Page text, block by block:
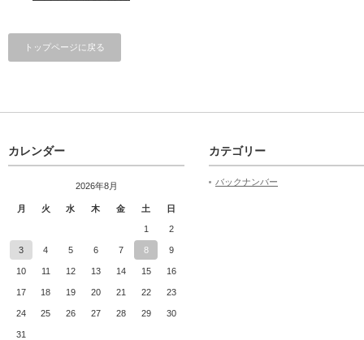
トップページに戻る
カレンダー
2026年8月
月 火 水 木 金 土 日
1 2
3 4 5 6 7 8 9
10 11 12 13 14 15 16
17 18 19 20 21 22 23
24 25 26 27 28 29 30
31
カテゴリー
バックナンバー